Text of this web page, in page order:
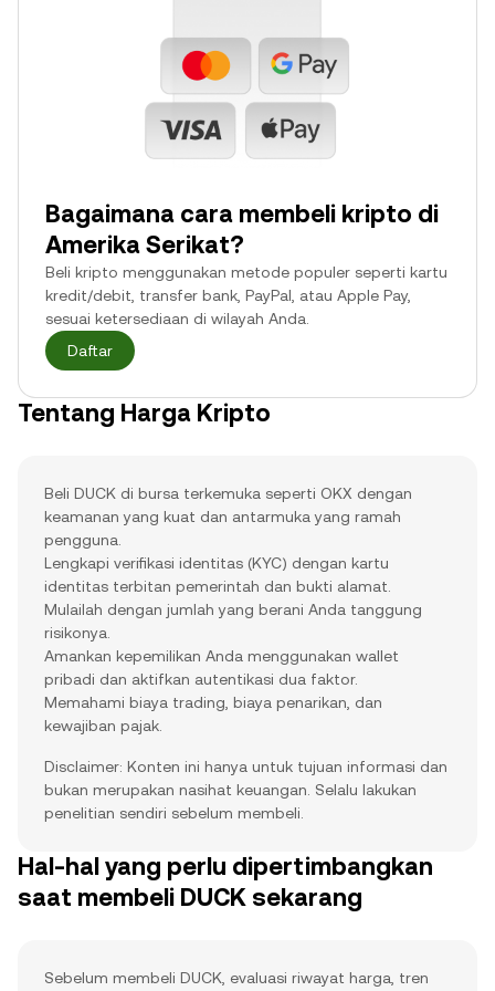
Bagaimana cara membeli kripto di
Amerika Serikat?
Beli kripto menggunakan metode populer seperti kartu
kredit/debit, transfer bank, PayPal, atau Apple Pay,
sesuai ketersediaan di wilayah Anda.
Daftar
Tentang Harga Kripto
Beli DUCK di bursa terkemuka seperti OKX dengan
keamanan yang kuat dan antarmuka yang ramah
pengguna.
Lengkapi verifikasi identitas (KYC) dengan kartu
identitas terbitan pemerintah dan bukti alamat.
Mulailah dengan jumlah yang berani Anda tanggung
risikonya.
Amankan kepemilikan Anda menggunakan wallet
pribadi dan aktifkan autentikasi dua faktor.
Memahami biaya trading, biaya penarikan, dan
kewajiban pajak.
Disclaimer: Konten ini hanya untuk tujuan informasi dan
bukan merupakan nasihat keuangan. Selalu lakukan
penelitian sendiri sebelum membeli.
Hal-hal yang perlu dipertimbangkan
saat membeli DUCK sekarang
Sebelum membeli DUCK, evaluasi riwayat harga, tren